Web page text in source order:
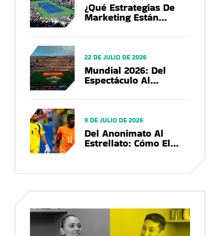
¿Qué Estrategias De
Marketing Están
En El US Open 2026?
Mundial 2026: Del
Espectáculo Al
Que Deja La Copa Del
22 DE JULIO DE 2026
Del Anonimato Al
Estrellato: Cómo El
En Marcas Globales
9 DE JULIO DE 2026